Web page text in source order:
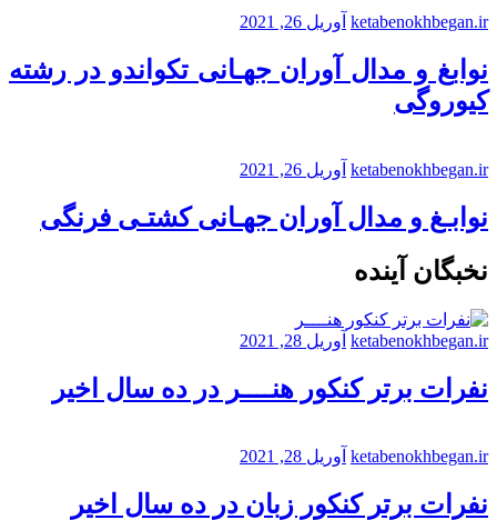
ketabenokhbegan.ir آوریل 26, 2021
نوابغ و مدال آوران جهـانی تکواندو در رشته
کیوروگی
ketabenokhbegan.ir آوریل 26, 2021
نوابـغ و مدال آوران جهـانی کشتـی فرنگی
نخبگان آینده
ketabenokhbegan.ir آوریل 28, 2021
نفرات برتر کنکور هنــــر در ده سال اخیر
ketabenokhbegan.ir آوریل 28, 2021
نفرات برتر کنکور زبان در ده سال اخیر